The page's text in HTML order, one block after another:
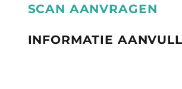
SCAN AANVRAGEN
INFORMATIE